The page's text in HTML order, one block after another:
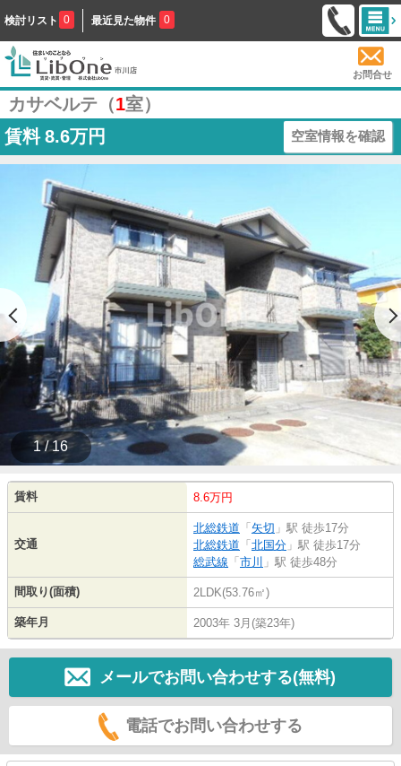
検討リスト 0 最近見た物件 0
お問合せ
カサベルテ（1室）
賃料 8.6万円 空室情報を確認
1 / 16
賃料 8.6万円
交通
北総鉄道 「 矢切 」駅 徒歩17分
北総鉄道 「 北国分 」駅 徒歩17分
総武線 「 市川 」駅 徒歩48分
間取り(面積) 2LDK(53.76㎡)
築年月 2003年 3月(築23年)
メールでお問い合わせする(無料)
電話でお問い合わせする